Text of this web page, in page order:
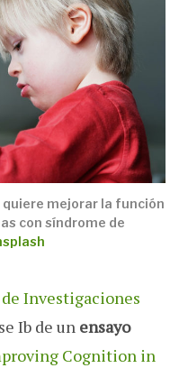
mejorar la función
con síndrome de
Investigaciones
Ib de un ensayo
Cognition in